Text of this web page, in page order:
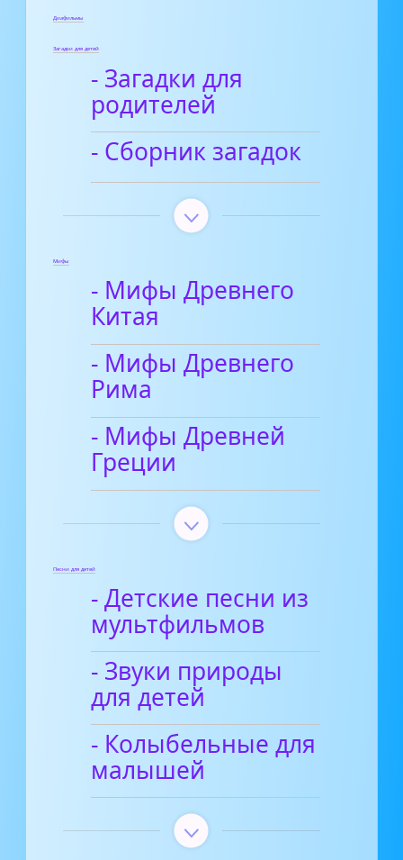
Диафильмы
Загадки для детей
- Загадки для
родителей
- Сборник загадок
Мифы
- Мифы Древнего
Китая
- Мифы Древнего
Рима
- Мифы Древней
Греции
Песни для детей
- Детские песни из
мультфильмов
- Звуки природы
для детей
- Колыбельные для
малышей